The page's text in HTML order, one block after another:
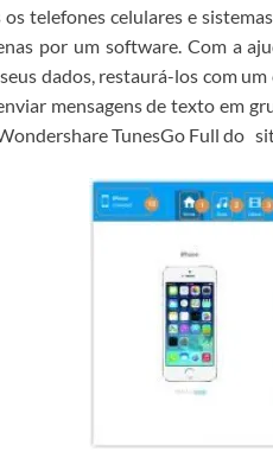
telefones celulares e
por um software. Com a
dados, restaurá-los com
mensagens de texto em
TunesGo Full do